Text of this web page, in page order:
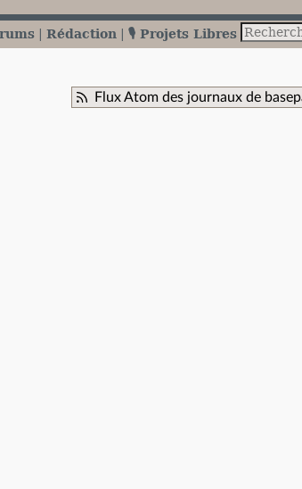
Rédaction 🎙️ Projets Libres
Flux Atom des journaux de